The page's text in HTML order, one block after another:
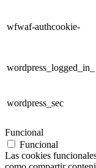
wfwaf-authcookie-
wordpress_logged_in_
wordpress_sec
Funcional
Funcional
Las cookies